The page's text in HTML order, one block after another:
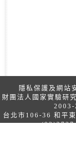
隱私保護及網站
財團法人國家實驗研
台北市106-36 和平